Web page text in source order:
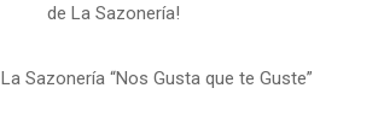
de La Sazonería!
La Sazonería “Nos Gusta que te Guste”